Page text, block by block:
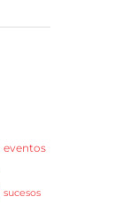
eventos
sucesos